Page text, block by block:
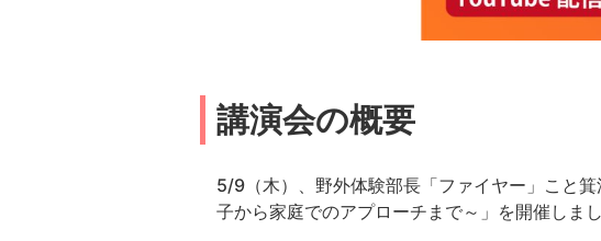
講演会の概要
5/9（木）、野外体験部長「ファイヤー」こと
子から家庭でのアプローチまで～」を開催しまし